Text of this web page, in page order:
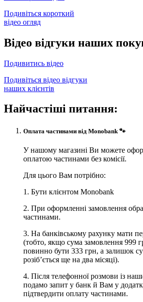
Подивіться короткий
відео огляд
Відео відгуки наших
Подивитись відео
Подивіться відео відгуки
наших клієнтів
Найчастіші питання:
Оплата частинами від Monobank 🐾
У нашому магазині Ви можете
оплатою частинами без комісії.
Для цього Вам потрібно:
1. Бути клієнтом Monobank
2. При оформленні замовлення
частинами.
3. На банківському рахунку мати
(тобто, якщо сума замовлення 999
повинно бути 333 грн, а залишок
розіб’ється ще на два місяці).
4. Після телефонної розмови із
подамо запит у банк й Вам у
підтвердити оплату частинами.